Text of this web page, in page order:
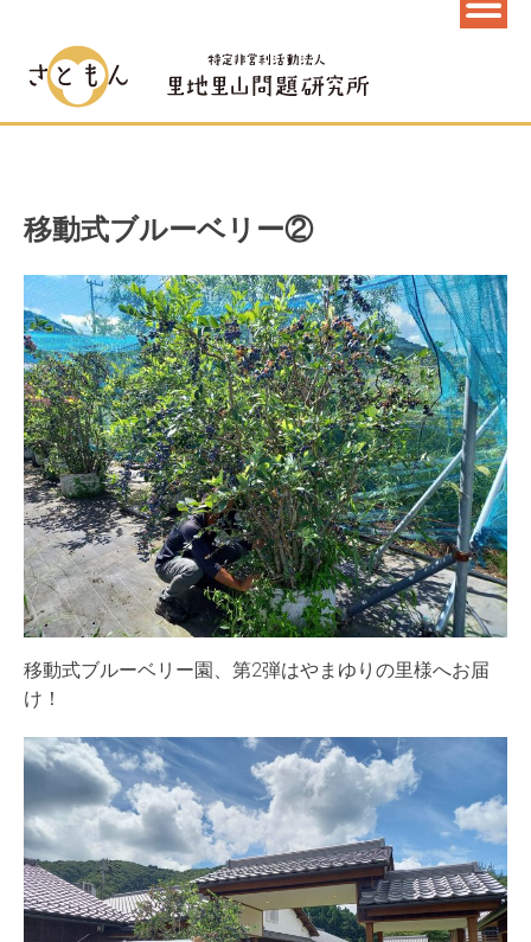
移動式ブルーベリー②
移動式ブルーベリー園、第2弾はやまゆりの里様へお届
け！